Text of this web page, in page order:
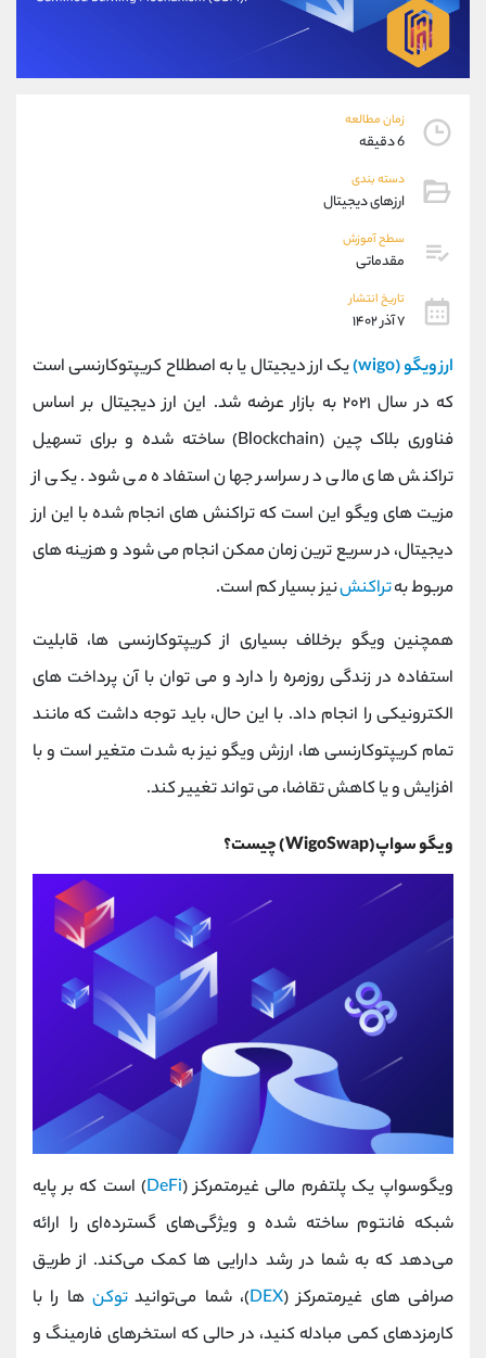
زمان مطالعه
6 دقیقه
دسته بندی
ارزهای دیجیتال
سطح آموزش
مقدماتی
تاریخ انتشار
۷ آذر ۱۴۰۲
ارز ویگو (wigo)
یک ارز دیجیتال یا به اصطلاح کریپتوکارنسی است
که در سال ۲۰۲۱ به بازار عرضه شد. این ارز دیجیتال بر اساس
فناوری بلاک چین (Blockchain) ساخته شده و برای تسهیل
تراکنش های مالی در سراسر جهان استفاده می شود. یکی از
مزیت های ویگو این است که تراکنش های انجام شده با این ارز
دیجیتال، در سریع ترین زمان ممکن انجام می شود و هزینه های
مربوط بهتراکنشنیز بسیار کم است.
همچنین ویگو برخلاف بسیاری از کریپتوکارنسی ها، قابلیت
استفاده در زندگی روزمره را دارد و می توان با آن پرداخت های
الکترونیکی را انجام داد. با این حال، باید توجه داشت که مانند
تمام کریپتوکارنسی ها، ارزش ویگو نیز به شدت متغیر است و با
افزایش و یا کاهش تقاضا، می تواند تغییر کند.
ویگو سواپ(WigoSwap) چیست؟
ویگوسواپ یک پلتفرم مالی غیرمتمرکز (DeFi) است که بر پایه
شبکه فانتوم ساخته شده و ویژگی‌های گسترده‌ای را ارائه
می‌دهد که به شما در رشد دارایی ها کمک می‌کند. از طریق
صرافی های غیرمتمرکز (DEX)، شما می‌توانید توکن‌ ها را با
کارمزدهای کمی مبادله کنید، در حالی که استخرهای فارمینگ و
09304891085
واتساپ
تلگرام
پشتیبان فروش
موبایل
واتساپ
داخلی
اطلاعات تماس
تلفن 021-22021030
بدون پیش شماره 90001030
اینستاگرام @alireza.mehrabii
کانال تلگرام @alirezamehrabi_com